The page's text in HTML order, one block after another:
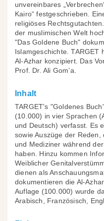
unvereinbares
Kairo“ festgeschrieben.
religiöses
der muslimischen Welt
"Das Goldene Buch"
Islamgeschichte. TARGET
Al-Azhar konzipiert. Das
Prof. Dr. Ali Gom’a.
Inhalt
TARGET's "Goldenes
(10.000) in vier Sprachen
und Deutsch) verfasst. Es
sowie Auszüge der
und Mediziner während
haben. Hinzu kommen
Weiblicher
dienen als
dokumentieren die Al-
Auflage (100.000) wurde
Arabisch, Französisch,